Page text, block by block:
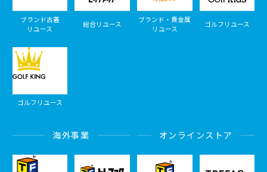
ブランド古着
リユース
総合リユース
ブランド・貴金属
リユース
ゴルフリユース
ゴルフリユース
海外事業 オンラインストア